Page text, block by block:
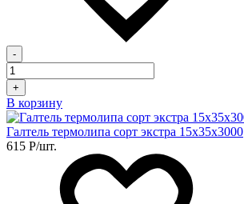
-
+
В корзину
Галтель термолипа сорт экстра 15х35х3000
615 Р/шт.